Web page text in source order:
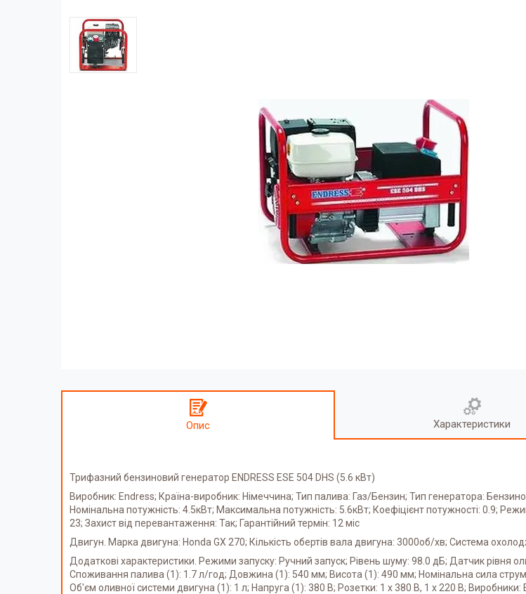
Опис Характеристики
Трифазний бензиновий генератор ENDRESS ESE 504 DHS (5.6 кВт)
Виробник: Endress; Країна-виробник: Німеччина; Тип палива: Газ/Бензин; Тип генератора:
Номінальна потужність: 4.5кВт; Максимальна потужність: 5.6кВт; Коефіцієнт потужності: 0.9;
23; Захист від перевантаження: Так; Гарантійний термін: 12 міс
Двигун. Марка двигуна: Honda GX 270; Кількість обертів вала двигуна: 3000об/хв; Система
Додаткові характеристики. Режими запуску: Ручний запуск; Рівень шуму: 98.0 дБ; Датчик рівня
Споживання палива (1): 1.7 л/год; Довжина (1): 540 мм; Висота (1): 490 мм; Номінальна сила
Об'єм оливної системи двигуна (1): 1 л; Напруга (1): 380 В; Розетки: 1 х 380 В, 1 х 220 В; Виробники: